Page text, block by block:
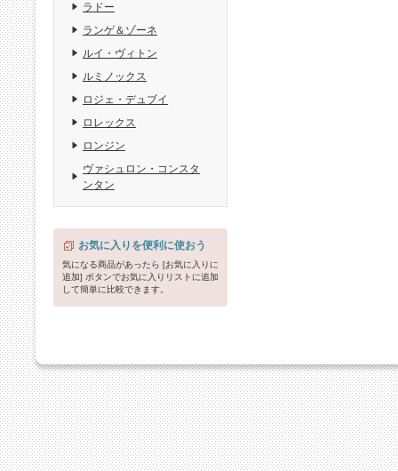
ラドー
ランゲ＆ゾーネ
ルイ・ヴィトン
ルミノックス
ロジェ・デュブイ
ロレックス
ロンジン
ヴァシュロン・コンスタ
ンタン
お気に入りを便利に使おう
気になる商品があったら [お気に入りに
追加] ボタンでお気に入りリストに追加
して簡単に比較できます。